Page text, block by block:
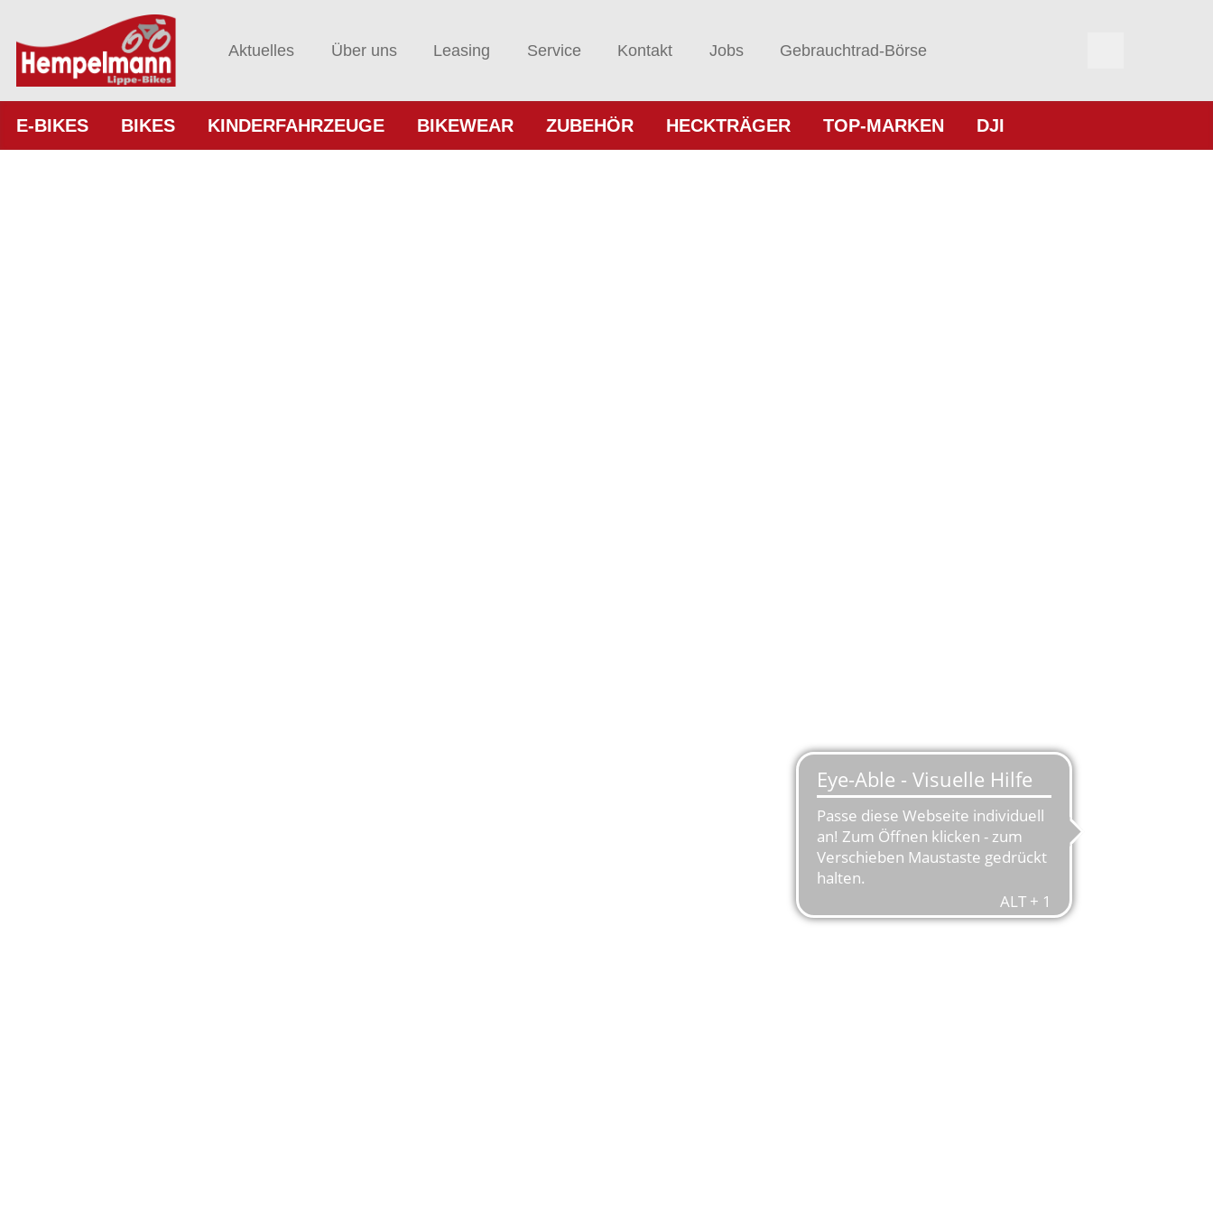
Aktuelles Über uns Leasing Service Kontakt Jobs Gebrauchtrad-Börse
E-BIKES BIKES KINDERFAHRZEUGE BIKEWEAR ZUBEHÖR HECKTRÄGER TOP-MARKEN DJI